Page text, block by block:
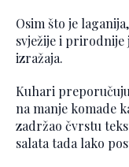
Osim što je
svježije i prirodnije
izražaja.
Kuhari
na manje komade
zadržao čvrstu
salata tada lako